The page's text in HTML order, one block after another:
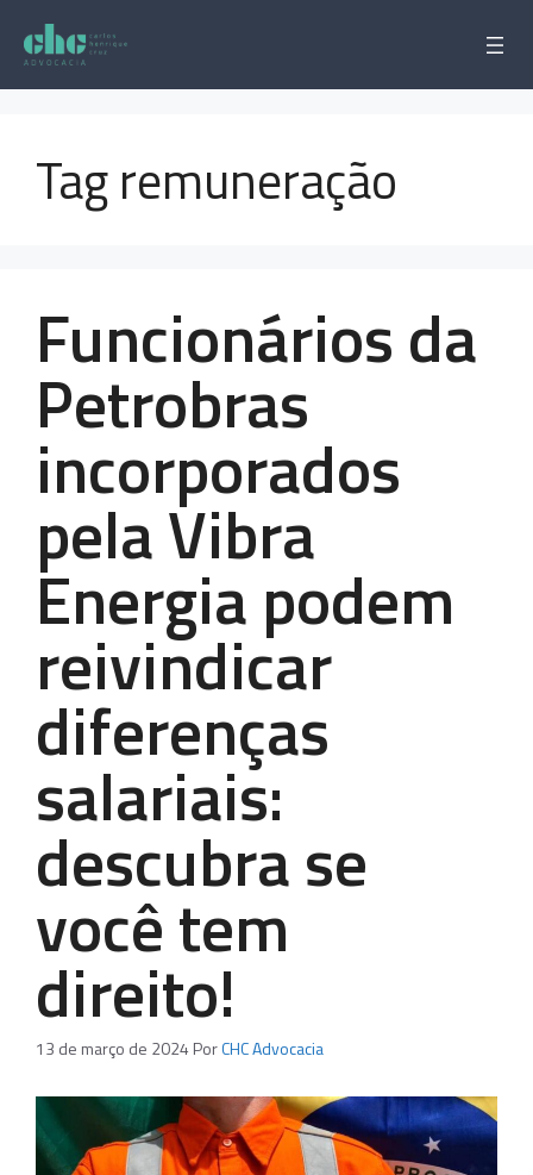
para
conteúdo
Tag remuneração
Funcionários da
Petrobras
incorporados
pela Vibra
Energia podem
reivindicar
diferenças
salariais:
descubra se
você tem
direito!
13 de março de 2024 PorCHC Advocacia